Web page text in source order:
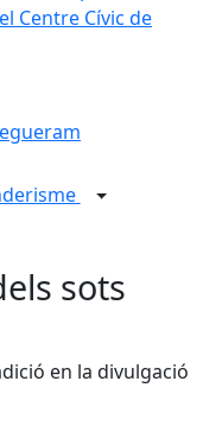
Centre Cívic de
sots
en la divulgació